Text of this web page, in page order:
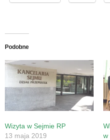
Podobne
Wizyta w Sejmie RP
13 maja 2019
w